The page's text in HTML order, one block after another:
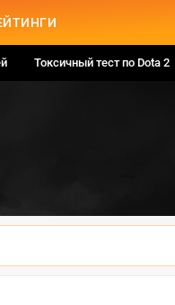
Токсичный тест по Dota 2